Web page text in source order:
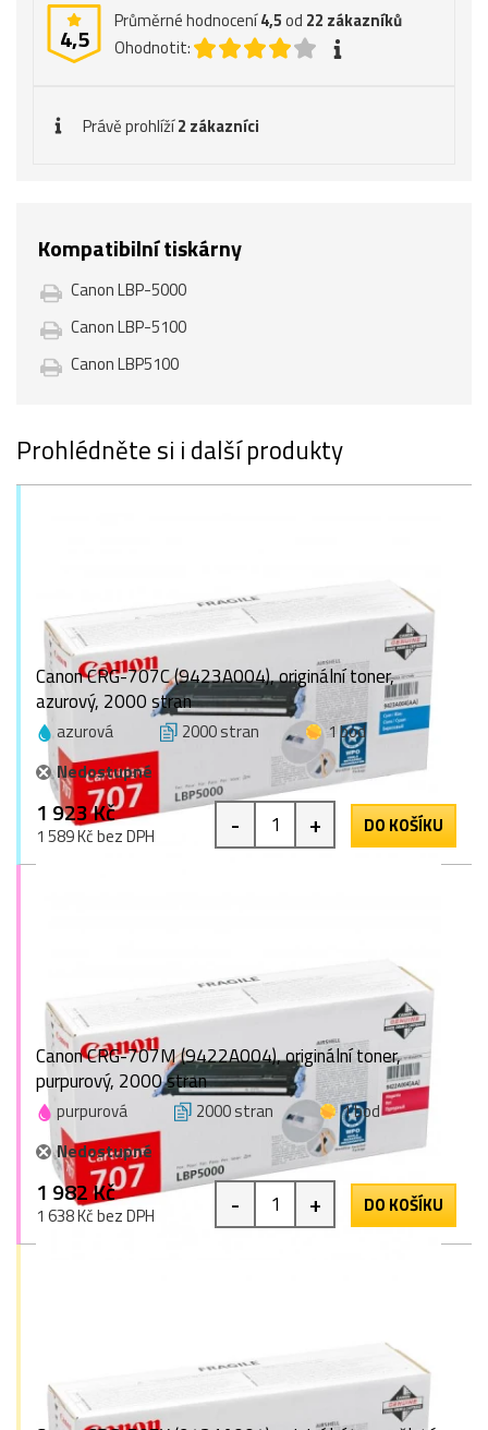
4,5
Průměrné hodnocení4,5od 22 zákazníků
Ohodnotit:
Právě prohlíží2 zákazníci
Kompatibilní tiskárny
Canon LBP-5000
Canon LBP-5100
Canon LBP5100
Prohlédněte si i další produkty
Canon CRG-707C (9423A004), originální toner,
azurový, 2000 stran
azurová 2000 stran
1 bod
Nedostupné
1 923 Kč
1 589 Kč bez DPH - + DO KOŠÍKU
Canon CRG-707M (9422A004), originální toner,
purpurový, 2000 stran
purpurová 2000 stran
1 bod
Nedostupné
1 982 Kč
1 638 Kč bez DPH - + DO KOŠÍKU